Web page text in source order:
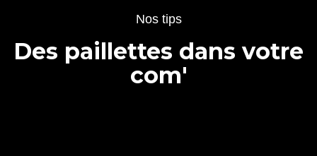
Nos tips
Des paillettes dans votre
com'